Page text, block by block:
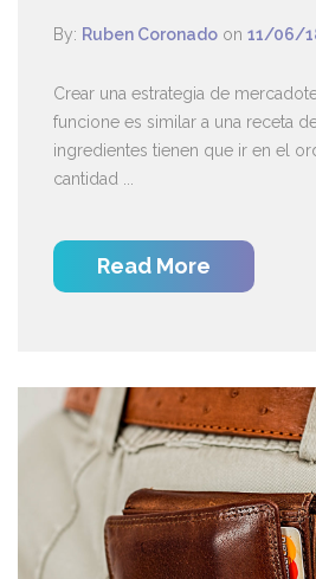
By: Ruben Coronado on 11/06/
Crear una estrategia de
funcione es similar a una receta
ingredientes tienen que ir en el
cantidad ...
Read More